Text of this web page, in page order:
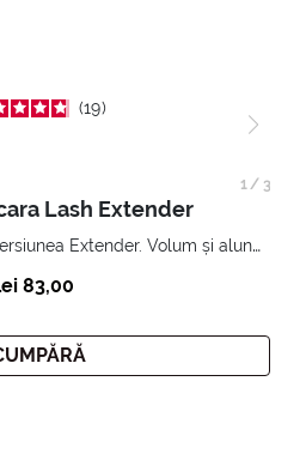
19
Lash Extender
Rimelul de la Pupa, în versiunea Extender. Volum și alungire 3D. Gene amplificate și ridicate la infinit.
83,00
1/ 3